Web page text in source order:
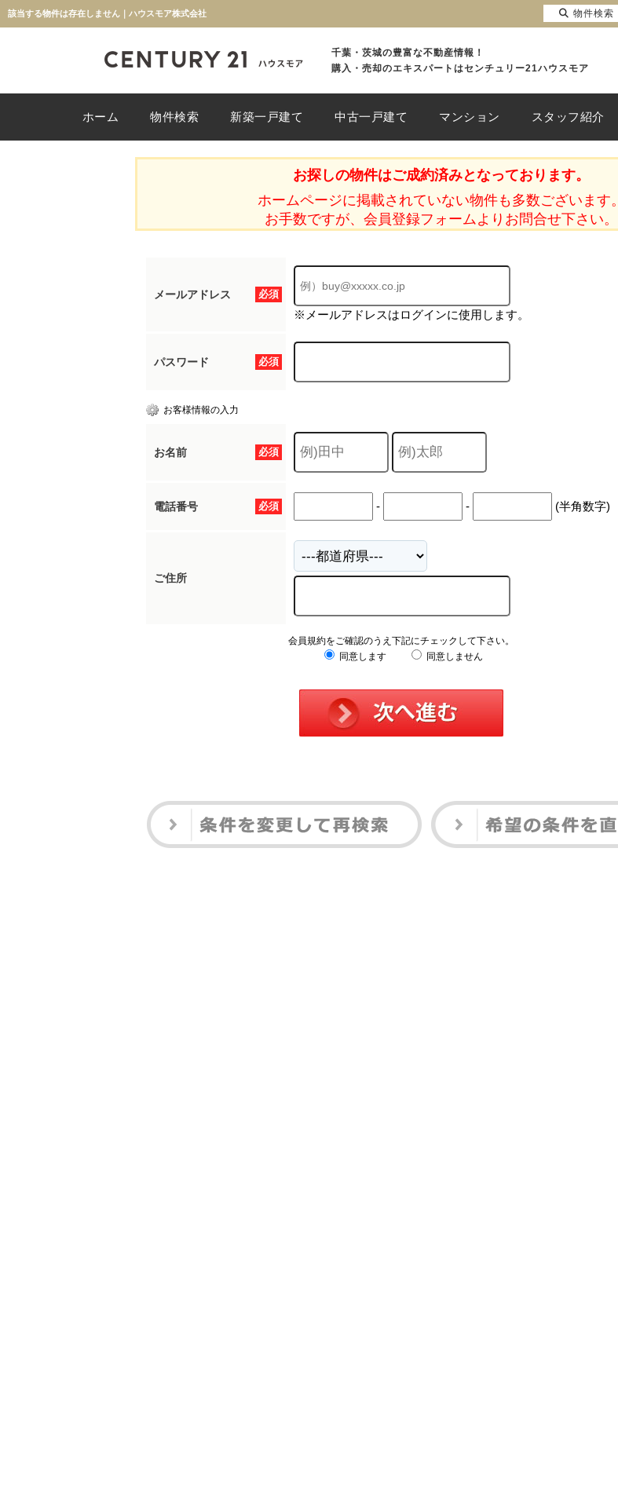
該当する物件は存在しません｜ハウスモア株式会社
千葉・茨城の豊富な不動産情報！
購入・売却のエキスパートはセンチュリー21ハウスモア
ホーム 物件検索 新築一戸建て 中古一戸建て マンション スタッフ紹介
お探しの物件はご成約済みとなっております。
ホームページに掲載されていない物件も多数ございます。
お手数ですが、会員登録フォームよりお問合せ下さい。
必須
メールアドレス
※メールアドレスはログインに使用します。
必須
パスワード
お客様情報の入力
必須
お名前
必須
電話番号 - - (半角数字)
ご住所
会員規約をご確認のうえ下記にチェックして下さい。
同意します
同意しません
物件検索